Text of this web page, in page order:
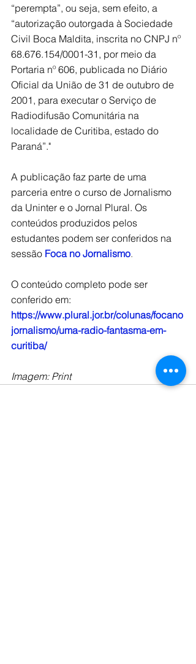
“perempta”, ou seja, sem efeito, a
“autorização outorgada à Sociedade
Civil Boca Maldita, inscrita no CNPJ nº
68.676.154/0001-31, por meio da
Portaria nº 606, publicada no Diário
Oficial da União de 31 de outubro de
2001, para executar o Serviço de
Radiodifusão Comunitária na
localidade de Curitiba, estado do
Paraná”."
A publicação faz parte de uma
parceria entre o curso de Jornalismo
da Uninter e o Jornal Plural. Os
conteúdos produzidos pelos
estudantes podem ser conferidos na
sessão Foca no Jornalismo.
O conteúdo completo pode ser
conferido em:
https://www.plural.jor.br/colunas/focano
jornalismo/uma-radio-fantasma-em-
curitiba/
Imagem: Print